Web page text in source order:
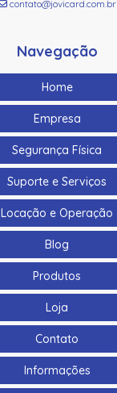
contato@jovicard.com.br
Navegação
Home
Empresa
Segurança Física
Suporte e Serviços
Locação e Operação
Blog
Produtos
Loja
Contato
Informações